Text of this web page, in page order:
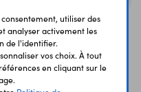
consulté
utiliser des
analyser activement les
de l'identifier.
vos choix. À tout
en cliquant sur le